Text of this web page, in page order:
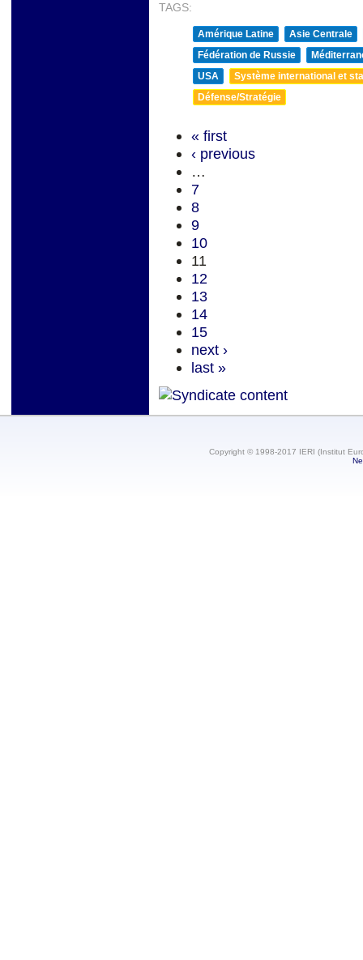
TAGS:
Amérique Latine
Asie Centrale
Fédération de Russie
USA
Système international et
Défense/Stratégie
« first
‹ previous
…
7
8
9
10
11
12
13
14
15
next ›
last »
Copyright © 1998-2017 IERI (Institut